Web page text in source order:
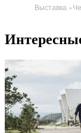
Выставка